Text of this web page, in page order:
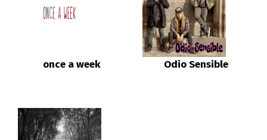
once a week Odio Sensible